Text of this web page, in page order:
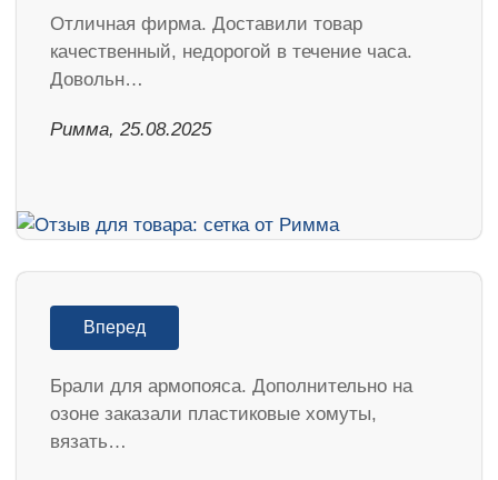
Отличная фирма. Доставили товар
качественный, недорогой в течение часа.
Довольн…
Римма, 25.08.2025
Вперед
Брали для армопояса. Дополнительно на
озоне заказали пластиковые хомуты,
вязать…